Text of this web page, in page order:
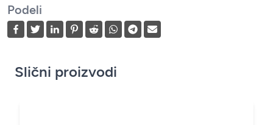
Podeli
Slični proizvodi